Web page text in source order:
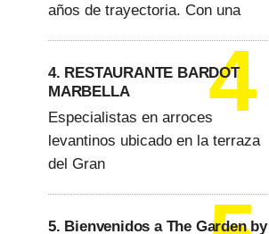
años de trayectoria. Con una
4. RESTAURANTE BARDOT
MARBELLA
Especialistas en arroces
levantinos ubicado en la terraza
del Gran
5. Bienvenidos a The Garden by